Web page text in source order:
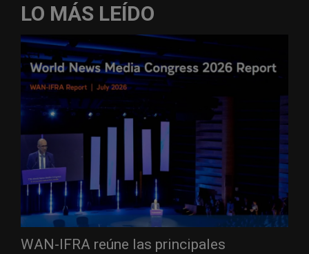
LO MÁS LEÍDO
WAN-IFRA reúne las principales